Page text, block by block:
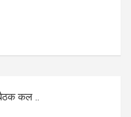
कल ..